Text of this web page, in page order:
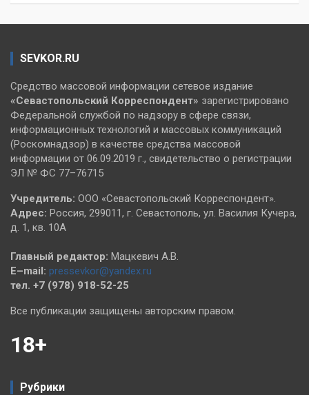
SEVKOR.RU
Средство массовой информации сетевое издание
«Севастопольский Корреспондент» зарегистрировано
Федеральной службой по надзору в сфере связи,
информационных технологий и массовых коммуникаций
(Роскомнадзор) в качестве средства массовой
информации от 06.09.2019 г., свидетельство о регистрации
ЭЛ № ФС 77–76715
Учредитель: ООО «Севастопольский Корреспондент».
Адрес: Россия, 299011, г. Севастополь, ул. Василия Кучера,
д. 1, кв. 10А
Главный редактор: Мацкевич А.В.
E–mail: pressevkor@yandex.ru
тел. +7 (978) 918-52-25
Все публикации защищены авторским правом.
18+
Рубрики